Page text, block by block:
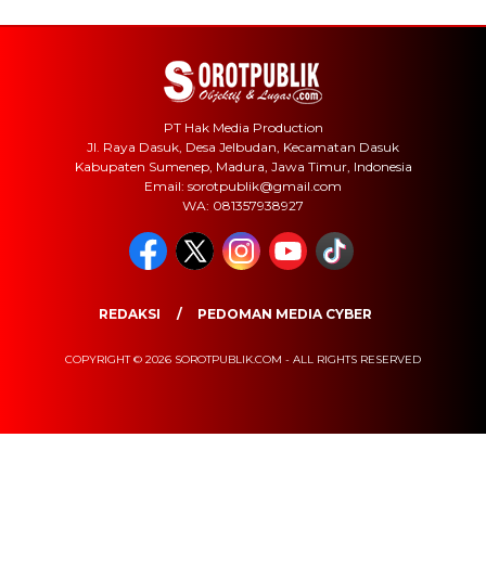
PT Hak Media Production
Jl. Raya Dasuk, Desa Jelbudan, Kecamatan Dasuk
Kabupaten Sumenep, Madura, Jawa Timur, Indonesia
Email: sorotpublik@gmail.com
WA: 081357938927
REDAKSI PEDOMAN MEDIA CYBER
COPYRIGHT © 2026 SOROTPUBLIK.COM - ALL RIGHTS RESERVED